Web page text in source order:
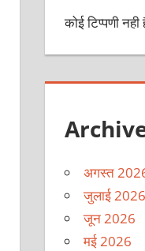
कोई टिप्पणी नही
अगस्त
जुलाई 2026
जून 2026
मई 2026